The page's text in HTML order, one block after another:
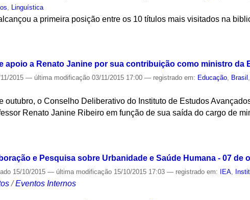
Linguística
a primeira posição entre os 10 títulos mais visitados na
apoio a Renato Janine por sua contribuição como ministro da
2015— última modificação 03/11/2015 17:00— registrado em: Educação, Brasil ,
outubro, o Conselho Deliberativo do Instituto de Estudos
Renato Janine Ribeiro em função de sua saída do cargo de
e Pesquisa sobre Urbanidade e Saúde Humana - 07 de
15/10/2015— última modificação 15/10/2015 17:03— registrado em: IEA,
/Eventos Internos